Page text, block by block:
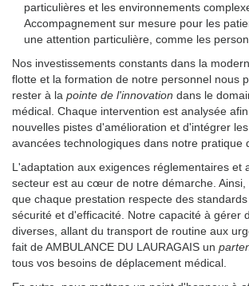
particulières et les environnements
Accompagnement sur mesure pour les
une attention particulière, comme les
Nos investissements constants dans la
flotte et la formation de notre personnel nous
rester à la pointe de l'innovation dans le
médical. Chaque intervention est analysée
nouvelles pistes d'amélioration et d'intégrer
avancées technologiques dans notre pratique
L'adaptation aux exigences réglementaires et
secteur est au cœur de notre démarche. Ainsi,
que chaque prestation respecte des
sécurité et d'efficacité. Notre capacité à gérer
diverses, allant du transport de routine aux
fait de AMBULANCE DU LAURAGAIS un
tous vos besoins de déplacement médical.